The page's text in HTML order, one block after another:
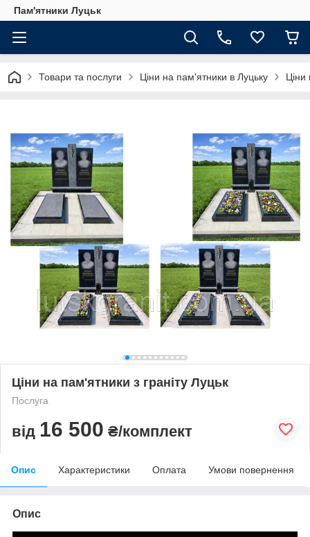
Пам'ятники Луцьк
Товари та послуги Ціни на пам'ятники в Луцьку Ціни
Ціни на пам'ятники з граніту Луцьк
Послуга
від 16 500 ₴/комплект
Опис Характеристики Оплата Умови повернення
Опис